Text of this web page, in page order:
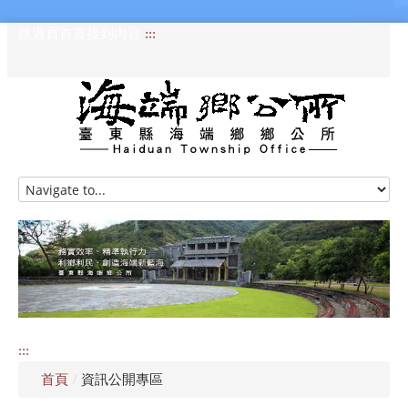
:::
HOME
訊息專區
認識海端
公所介紹
:::
首頁 / 資訊公開專區